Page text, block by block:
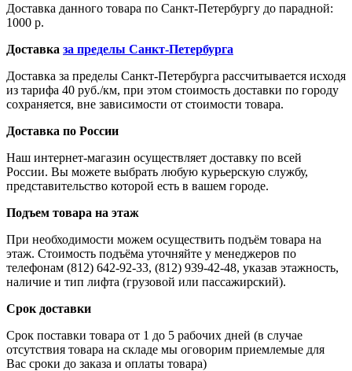
Доставка данного товара по Санкт-Петербургу до парадной:
1000 р.
Доставка за пределы Санкт-Петербурга
Доставка за пределы Санкт-Петербурга рассчитывается исходя
из тарифа 40 руб./км, при этом стоимость доставки по городу
сохраняется, вне зависимости от стоимости товара.
Доставка по России
Наш интернет-магазин осуществляет доставку по всей
России. Вы можете выбрать любую курьерскую службу,
представительство которой есть в вашем городе.
Подъем товара на этаж
При необходимости можем осуществить подъём товара на
этаж. Стоимость подъёма уточняйте у менеджеров по
телефонам (812) 642-92-33, (812) 939-42-48, указав этажность,
наличие и тип лифта (грузовой или пассажирский).
Срок доставки
Срок поставки товара от 1 до 5 рабочих дней (в случае
отсутствия товара на складе мы оговорим приемлемые для
Вас сроки до заказа и оплаты товара)